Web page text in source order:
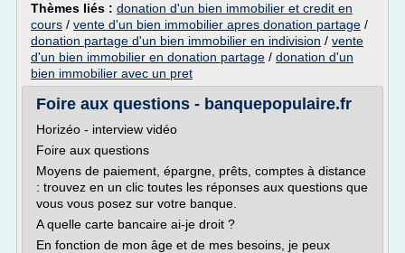
Thèmes liés : donation d'un bien immobilier et credit en
cours / vente d'un bien immobilier apres donation partage /
donation partage d'un bien immobilier en indivision / vente
d'un bien immobilier en donation partage / donation d'un
bien immobilier avec un pret
Foire aux questions - banquepopulaire.fr
Horizéo - interview vidéo
Foire aux questions
Moyens de paiement, épargne, prêts, comptes à distance
: trouvez en un clic toutes les réponses aux questions que
vous vous posez sur votre banque.
A quelle carte bancaire ai-je droit ?
En fonction de mon âge et de mes besoins, je peux